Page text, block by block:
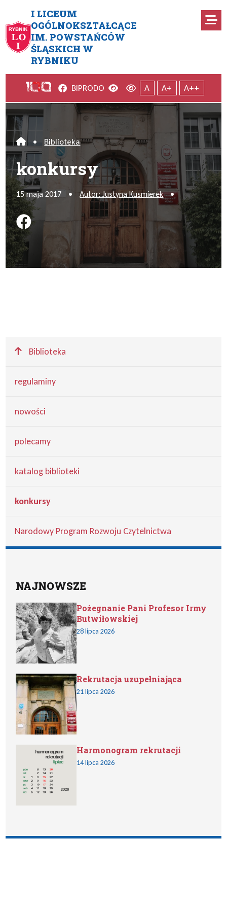
I LICEUM
OGÓLNOKSZTAŁCĄCE
IM. POWSTAŃCÓW
ŚLĄSKICH W
RYBNIKU
konkursy
Facebook
BIPRODO Wersja kontrastowa
Wersja domyślna
A A+ A++
Home
• Biblioteka
konkursy
15 maja 2017 • Autor: Justyna Kusmierek •
Podziel się na FB
Wyżej
Biblioteka
regulaminy
nowości
polecamy
katalog biblioteki
konkursy
Narodowy Program Rozwoju Czytelnictwa
NAJNOWSZE
Pożegnanie Pani Profesor Irmy
Butwiłowskiej
28 lipca 2026
Rekrutacja uzupełniająca
21 lipca 2026
Harmonogram rekrutacji
14 lipca 2026